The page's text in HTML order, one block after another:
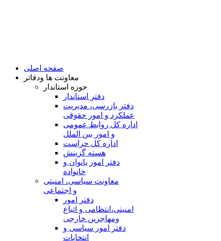
صفحه اصلی
معاونت ها ودفاتر
حوزه استاندار
دفتر استاندار
دفتر بازرسی، مدیریت
عملکرد و امور حقوقی
اداره کل روابط عمومی
و امور بین الملل
اداره کل حراست
هسته گزینش
دفتر امور بانوان و
خانواده
معاونت سیاسی، امنیتی
و اجتماعی
دفتر امور
امنيتی،انتظامی و اتباع
ومهاجرین خارجی
دفتر امور سیاسی و
انتخابات